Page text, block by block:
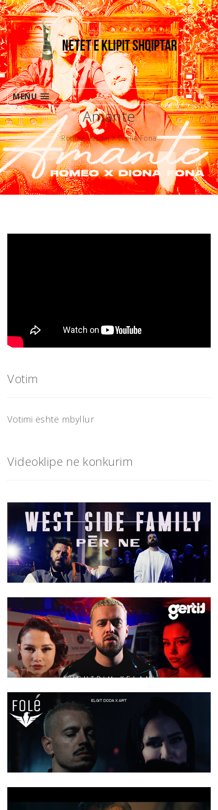
MENU
Amante
Romeo Veshaj X Diona Fona
Votim
Votimi është mbyllur
Videoklipe ne konkurim